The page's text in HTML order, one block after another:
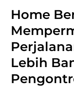
Home
Lebih